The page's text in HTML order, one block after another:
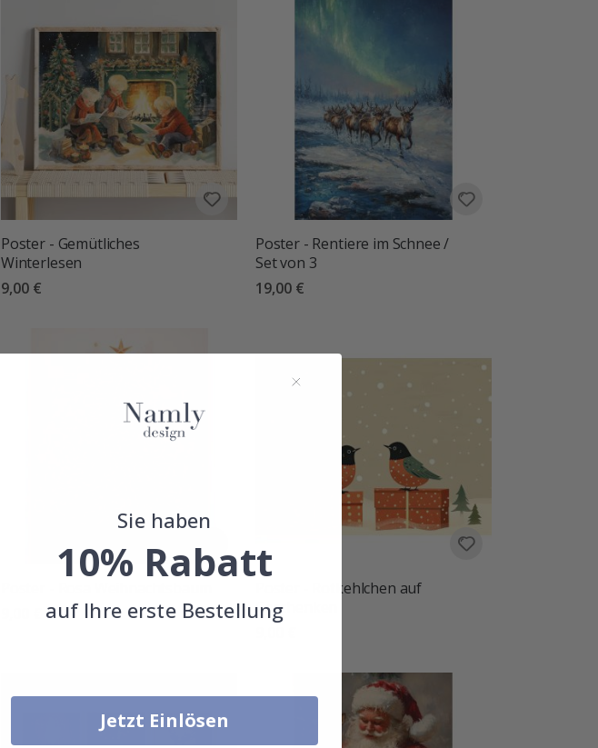
Poster - Gemütliches
Winterlesen
9,00 €
Poster - Rentiere im Schnee /
Set von 3
19,00 €
Poster - Rotkehlchen auf
Geschenken
Sie haben
10% Rabatt
auf Ihre erste Bestellung
Jetzt Einlösen